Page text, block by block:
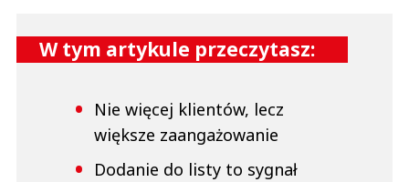
W tym artykule przeczytasz:
Nie więcej klientów, lecz
większe zaangażowanie
Dodanie do listy to sygnał